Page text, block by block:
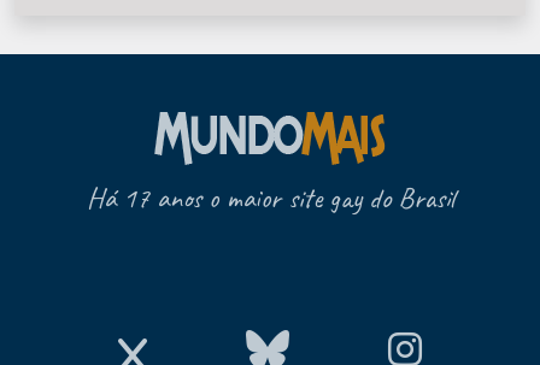
Há 17 anos o maior site gay do Brasil